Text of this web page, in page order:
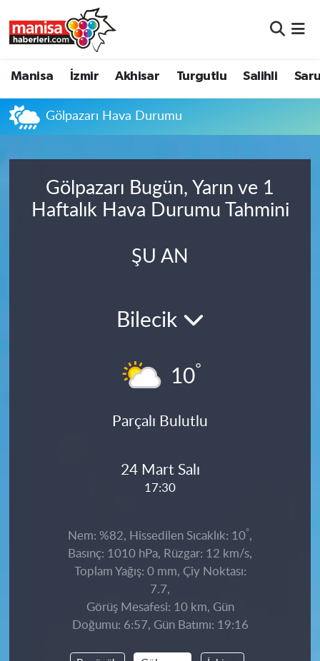
Manisa İzmir Akhisar Turgutlu Salihli
Gölpazarı Hava Durumu
Gölpazarı Bugün, Yarın ve 1
Haftalık Hava Durumu Tahmini
ŞU AN
Bilecik
10°
Parçalı Bulutlu
24 Mart Salı
17:30
Nem: %82, Hissedilen Sıcaklık: 10°,
Basınç: 1010 hPa, Rüzgar: 12 km/s,
Toplam Yağış: 0 mm, Çiy Noktası:
7.7,
Görüş Mesafesi: 10 km, Gün
Doğumu: 6:57, Gün Batımı: 19:16
Akhisar
Turgutlu
Salihli
Manisa Nöbetçi Eczaneler
Manisa Namaz Vakitleri
Manisa Trafik Yoğunluk Haritası
Süper Lig Puan Durumu ve Fikstür